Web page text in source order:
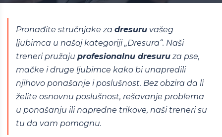
Pronađite stručnjake za dresuru vašeg
ljubimca u našoj kategoriji „Dresura“. Naši
treneri pružaju profesionalnu dresuru za pse,
mačke i druge ljubimce kako bi unapredili
njihovo ponašanje i poslušnost. Bez obzira da li
želite osnovnu poslušnost, rešavanje problema
u ponašanju ili napredne trikove, naši treneri su
tu da vam pomognu.